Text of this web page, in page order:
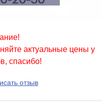
актуальные цены у
спасибо!
отзыв